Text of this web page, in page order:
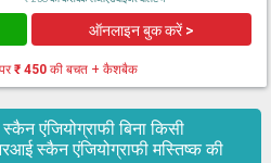
ऑनलाइन बुक करें >
₹ 450की बचत + कैशबैक
एंजियोग्राफी बिना किसी
स्कैन एंजियोग्राफी मस्तिष्क की